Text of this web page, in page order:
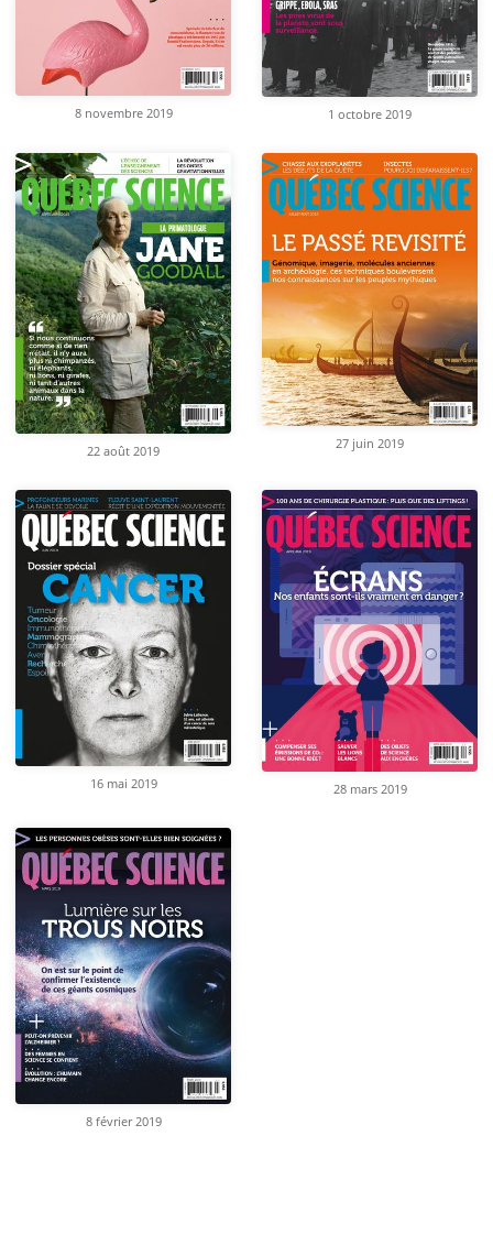
8 novembre 2019 1 octobre 2019
22 août 2019 27 juin 2019
16 mai 2019 28 mars 2019
8 février 2019